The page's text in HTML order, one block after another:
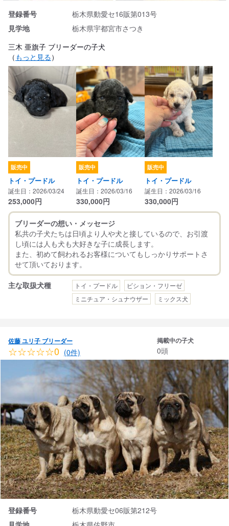
登録番号
栃木県動愛セ16販第013号
見学地
栃木県宇都宮市さつき
三木 亜旗子 ブリーダーの子犬
（ もっと見る）
販売中
トイ・プードル
誕生日：2026/03/24
253,000円
販売中
トイ・プードル
誕生日：2026/03/16
330,000円
販売中
トイ・プードル
誕生日：2026/03/16
330,000円
ブリーダーの想い・メッセージ
私共の子犬たちは日頃より人や犬と接しているので、お引渡
し頃には人も犬も大好きな子に成長します。
また、初めて飼われるお客様についてもしっかりサポートさ
主な取扱犬種 トイ・プードル
ビション・フリーゼ
ミニチュア・シュナウザー
ミックス犬
佐藤 ユリ子 ブリーダー
☆☆☆☆☆0 (0件)
掲載中の子犬
0頭
登録番号
栃木県動愛セ06販第212号